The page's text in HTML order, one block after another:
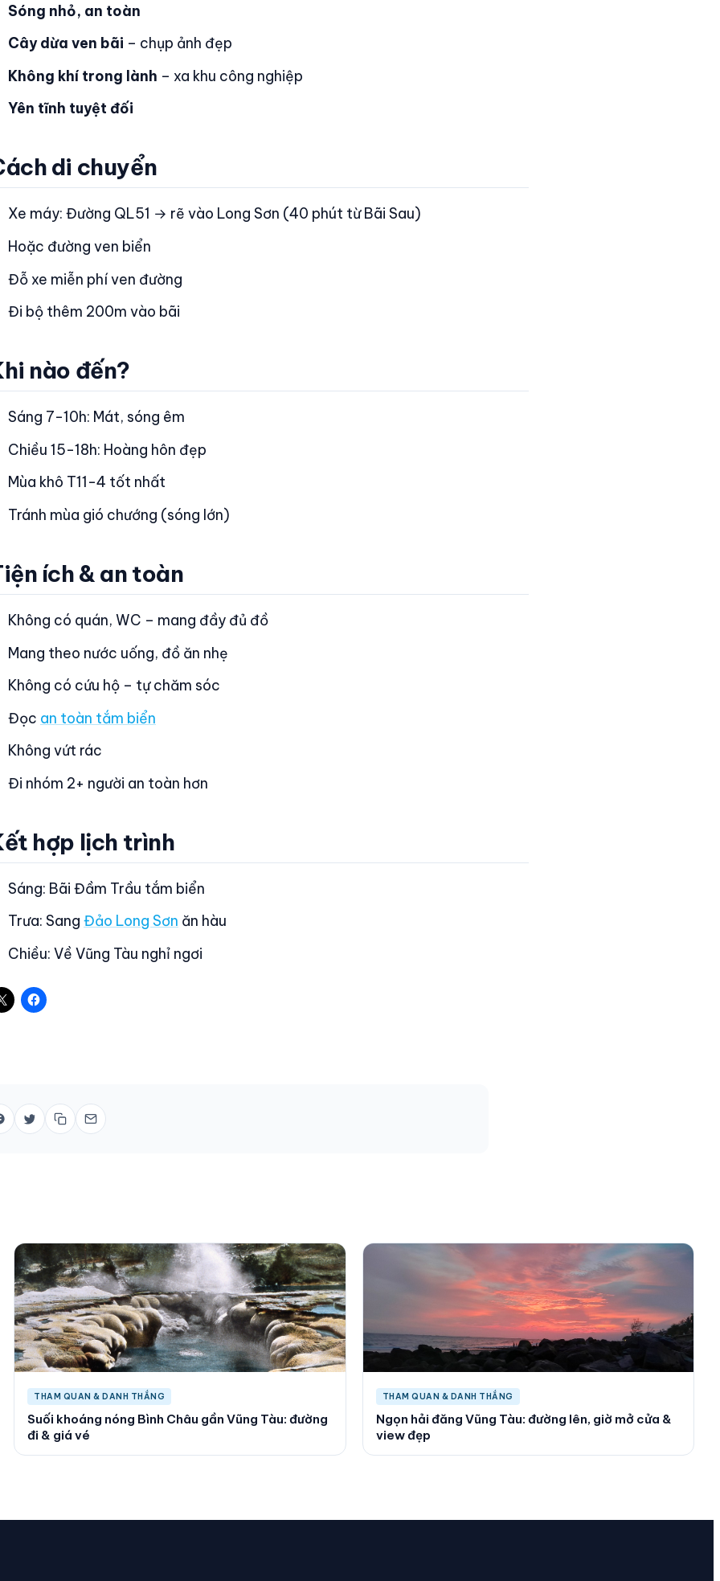
Sóng nhỏ, an toàn
Cây dừa ven bãi – chụp ảnh đẹp
Không khí trong lành – xa khu công nghiệp
Yên tĩnh tuyệt đối
di chuyển
Xe máy: Đường QL51 → rẽ vào Long Sơn (40 phút từ Bãi Sau)
Hoặc đường ven biển
Đỗ xe miễn phí ven đường
Đi bộ thêm 200m vào bãi
nào đến?
Sáng 7-10h: Mát, sóng êm
Chiều 15-18h: Hoàng hôn đẹp
Mùa khô T11-4 tốt nhất
Tránh mùa gió chướng (sóng lớn)
ích & an toàn
Không có quán, WC – mang đầy đủ đồ
Mang theo nước uống, đồ ăn nhẹ
Không có cứu hộ – tự chăm sóc
Đọc an toàn tắm biển
Không vứt rác
Đi nhóm 2+ người an toàn hơn
hợp lịch trình
Sáng: Bãi Đầm Trầu tắm biển
Trưa: Sang Đảo Long Sơn ăn hàu
Chiều: Về Vũng Tàu nghỉ ngơi
THAM QUAN & DANH THẮNG
Suối khoáng nóng Bình Châu gần Vũng Tàu: đường
đi & giá vé
THAM QUAN & DANH THẮNG
Ngọn hải đăng Vũng Tàu: đường lên, giờ mở cửa &
view đẹp